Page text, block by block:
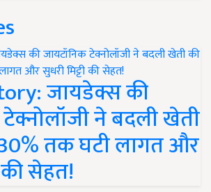
जायडेक्स की
ने बदली खेती
तक घटी लागत और
की सेहत!